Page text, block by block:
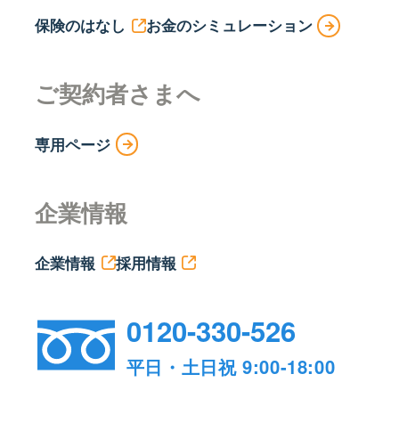
保険のはなし お金のシミュレーション
ご契約者さまへ
専用ページ
企業情報
企業情報 採用情報
0120-330-526
平日・土日祝 9:00-18:00